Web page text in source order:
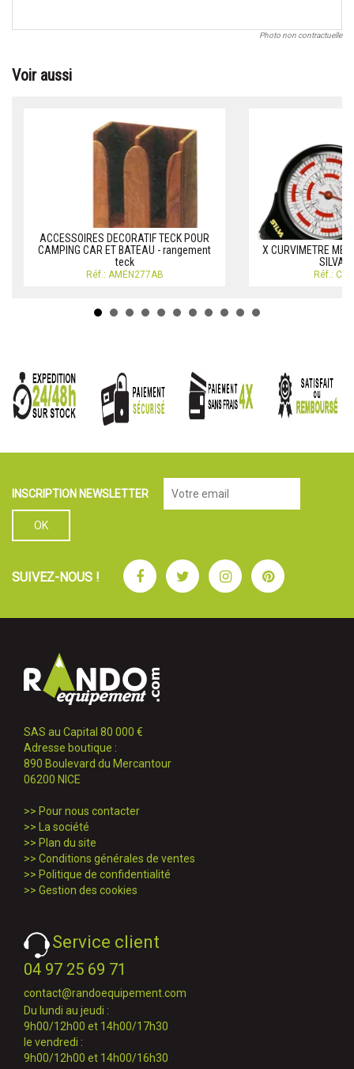
Photo non contractuelle
Voir aussi
ACCESSOIRES DECORATIF TECK POUR
CAMPING CAR ET BATEAU - rangement
teck
Réf.: AMEN277AB
X CURVIMETRE
SILVA
Réf.:
INSCRIPTION NEWSLETTER
SUIVEZ-NOUS ! FacebookTwitterInstagramPinterest
SAS au Capital 80 000 €
Adresse boutique :
890 Boulevard du Mercantour
06200 NICE
>> Pour nous contacter
>>
La société
>> Plan du site
>> Conditions générales de ventes
>> Politique de confidentialité
>> Gestion des cookies
Service client
04 97 25 69 71
contact@randoequipement.com
Du lundi au jeudi :
9h00/12h00 et 14h00/17h30
le vendredi :
9h00/12h00 et 14h00/16h30